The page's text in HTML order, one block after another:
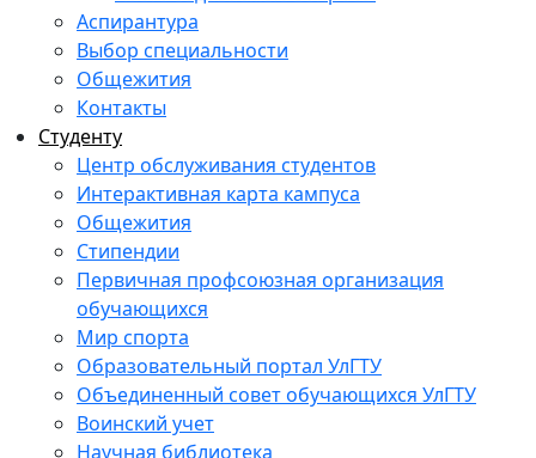
Аспирантура
Выбор специальности
Общежития
Контакты
Студенту
Центр обслуживания студентов
Интерактивная карта кампуса
Общежития
Стипендии
Первичная профсоюзная организация
обучающихся
Мир спорта
Образовательный портал УлГТУ
Объединенный совет обучающихся УлГТУ
Воинский учет
Научная библиотека